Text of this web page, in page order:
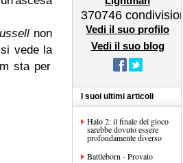
non
vede la
sta per
370746 condivisioni
Vedi il suo profilo
Vedi il suo blog
I suoi ultimi articoli
Halo 2: il finale del gioco
sarebbe dovuto essere
profondamente diverso
Battleborn - Provato